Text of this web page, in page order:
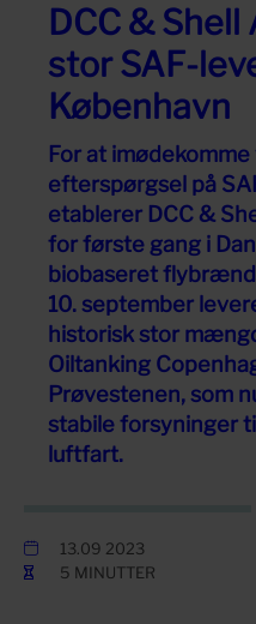
DCC &
stor SAF-
København
For at
efterspørgsel på
etablerer DCC &
for første gang i
biobaseret
10. september
historisk stor
Oiltanking
Prøvestenen, som
stabile forsyninger
luftfart.
13.09 2023
5 MINUTTER